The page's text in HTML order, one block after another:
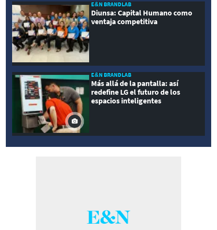
E&N BRANDLAB
Diunsa: Capital Humano como
ventaja competitiva
E&N BRANDLAB
Más allá de la pantalla: así
redefine LG el futuro de los
espacios inteligentes